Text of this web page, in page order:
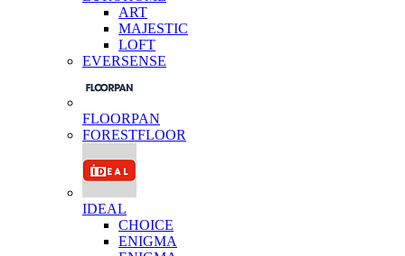
ART
MAJESTIC
LOFT
EVERSENSE
FLOORPAN
FORESTFLOOR
IDEAL
CHOICE
ENIGMA